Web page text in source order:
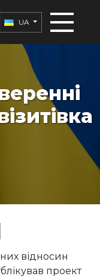
UA
відносин
проект